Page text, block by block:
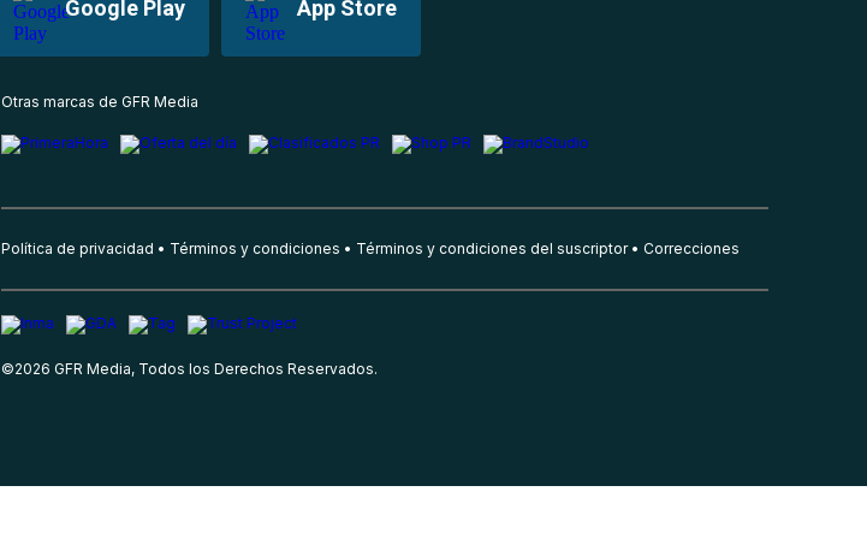
Google Play App Store
Otras marcas de GFR Media
Política de privacidad Términos y condiciones Términos y condiciones del suscriptor Correcciones
©2026 GFR Media, Todos los Derechos Reservados.